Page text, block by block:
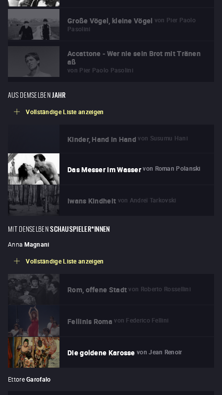
Große Vögel, kleine Vögel von Pier Paolo
Pasolini
Accattone - Wer nie sein Brot mit Tränen
aß
von Pier Paolo Pasolini
AUS DEMSELBENJAHR
Vollständige Liste anzeigen
Kinder, Hand in Hand von Susumu Hani
Das Messer im Wasser von Roman Polanski
Iwans Kindheit von Andreï Tarkovski
MIT DENSELBENSCHAUSPIELER*INNEN
Anna Magnani
Vollständige Liste anzeigen
Rom, offene Stadt von Roberto Rossellini
Fellinis Roma von Federico Fellini
Die goldene Karosse von Jean Renoir
Ettore Garofalo